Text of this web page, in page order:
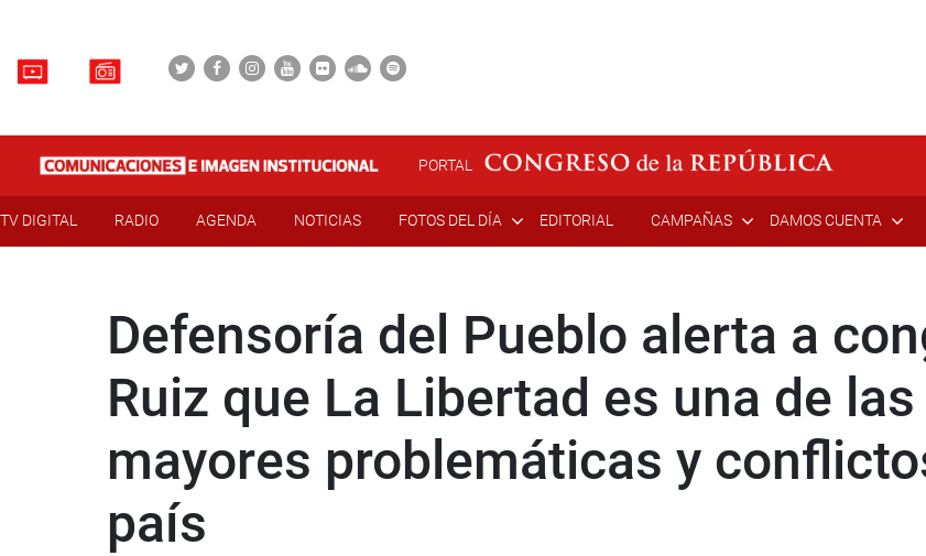
PORTAL
TV DIGITAL RADIO AGENDA NOTICIAS FOTOS DEL DÍA EDITORIAL CAMPAÑAS DAMOS CUENTA
Defensoría del Pueblo alerta a
Ruiz que La Libertad es una de
mayores problemáticas y
país